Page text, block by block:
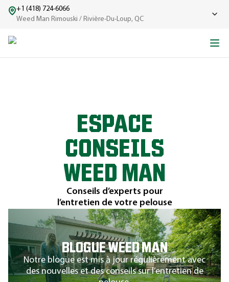
+1 (418) 724-6066
Weed Man Rimouski / Rivière-Du-Loup, QC
ESPACE
CONSEILS
WEED MAN
Conseils d’experts pour
l’entretien de votre pelouse
BLOGUE WEED MAN
Notre blogue est mis à jour régulièrement avec
des nouvelles et des conseils sur l’entretien de